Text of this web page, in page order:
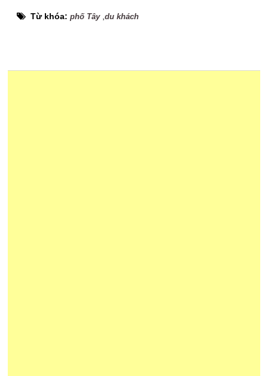
Từ khóa:phố Tây,du khách